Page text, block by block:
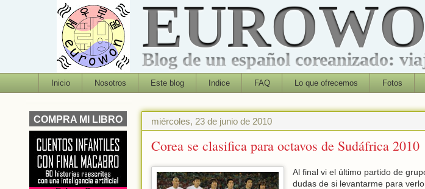
Blog de un español coreanizado:
Inicio Nosotros Este blog Indice FAQ Lo que ofrecemos Fotos
miércoles, 23 de junio de 2010
Corea se clasifica para octavos de Sudáfrica 2010
Al final vi el último partido de
dudas de si levantarme para
COMPRA MI LIBRO